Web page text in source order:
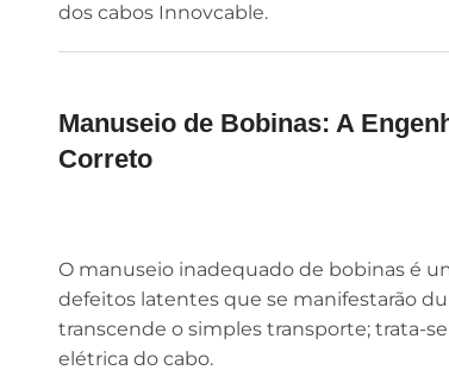
dos cabos Innovcable.
Manuseio de Bobinas: A
Correto
O manuseio inadequado de bobinas é
defeitos latentes que se manifestarão
transcende o simples transporte; trata-
elétrica do cabo.